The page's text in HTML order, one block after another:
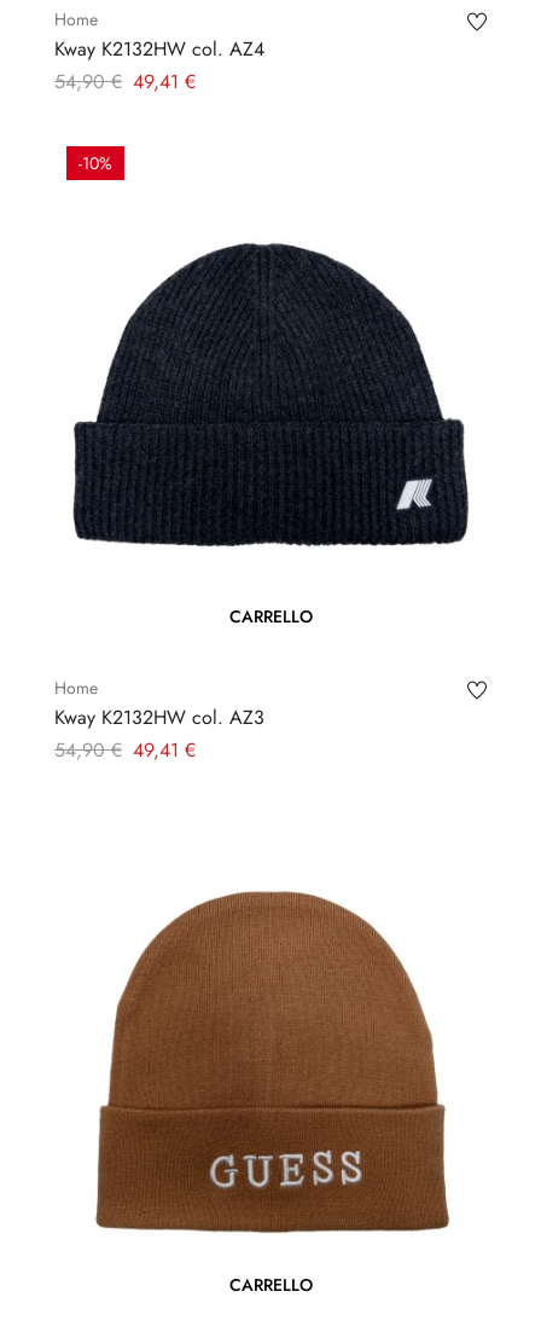
Home
Kway K2132HW col. AZ4
Prezzo
54,90 € Prezzo
49,41 €
-10%
CARRELLO
Home
Kway K2132HW col. AZ3
Prezzo
54,90 € Prezzo
49,41 €
CARRELLO